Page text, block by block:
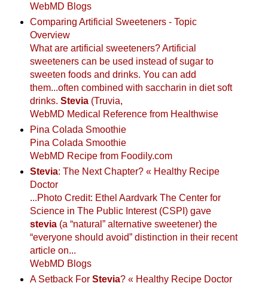
WebMD Blogs
Comparing Artificial Sweeteners - Topic
Overview
What are artificial sweeteners?Artificial
sweeteners can be used instead of sugar to
sweeten foods and drinks. You can add
them...often combined with saccharin in diet soft
drinks. Stevia(Truvia,
WebMD Medical Reference from Healthwise
Pina Colada Smoothie
Pina Colada Smoothie
WebMD Recipe from Foodily.com
Stevia: The Next Chapter? « Healthy Recipe
Doctor
...Photo Credit: Ethel Aardvark The Center for
Science in The Public Interest (CSPI) gave
stevia(a “natural” alternative sweetener) the
“everyone should avoid” distinction in their recent
article on...
WebMD Blogs
A Setback For Stevia? « Healthy Recipe Doctor